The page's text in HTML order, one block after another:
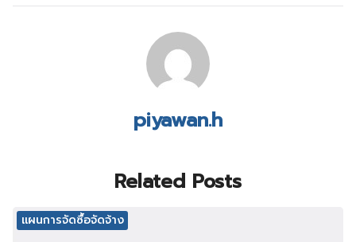
piyawan.h
Related Posts
แผนการจัดซื้อจัดจ้าง